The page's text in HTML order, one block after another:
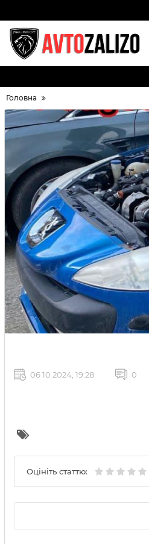
Головна
06 10 2024, 19:28 0
Оцініть статтю: